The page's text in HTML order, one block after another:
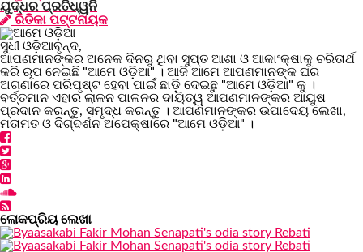
ଯୁଦ୍ଧର ପ୍ରତିଧ୍ୱନି
ରିତିକା ପଟ୍ଟନାୟକ
ସୁଧୀ ଓଡ଼ିଆବୃନ୍ଦ,
ଆପଣମାନଙ୍କର ଅନେକ ଦିନରୁ ଥିବା ସୁପ୍ତ ଆଶା ଓ ଆକାଂକ୍ଷାକୁ ଚରିତାର୍ଥ
କରି ରୂପ ନେଇଛି "ଆମେ ଓଡ଼ିଆ" । ଆଜି ଆମେ ଆପଣମାନଙ୍କ ଘର
ଅଗଣାରେ ପରିପୃଷ୍ଟ ହେବା ପାଇଁ ଛାଡ଼ି ଦେଇଛୁ "ଆମେ ଓଡ଼ିଆ" କୁ ।
ବର୍ତ୍ତମାନ ଏହାର ଲାଳନ ପାଳନର ଦାୟିତ୍ୱ ଆପଣମାନଙ୍କର ଆୟୁଷ
ପ୍ରଦାନ କରନ୍ତୁ, ସମୃଦ୍ଧ କରନ୍ତୁ । ଆପଣମାନଙ୍କର ଉପାଦେୟ ଲେଖା,
ମତାମତ ଓ ଦିଗ୍ଦର୍ଶନ ଅପେକ୍ଷାରେ "ଆମେ ଓଡ଼ିଆ" ।
ଲୋକପ୍ରିୟ ଲେଖା